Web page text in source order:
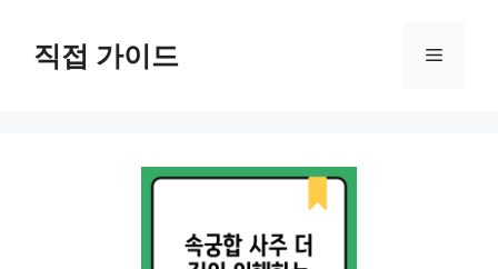
직접 가이드 메